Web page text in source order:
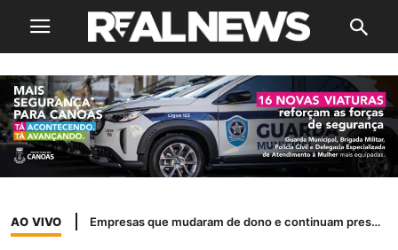
AO VIVO Empresas que mudaram de dono e continuam presentes no cinema